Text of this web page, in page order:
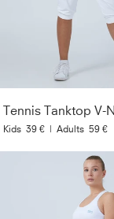
Tennis Tanktop V-
Kids 39 € | Adults 59 €